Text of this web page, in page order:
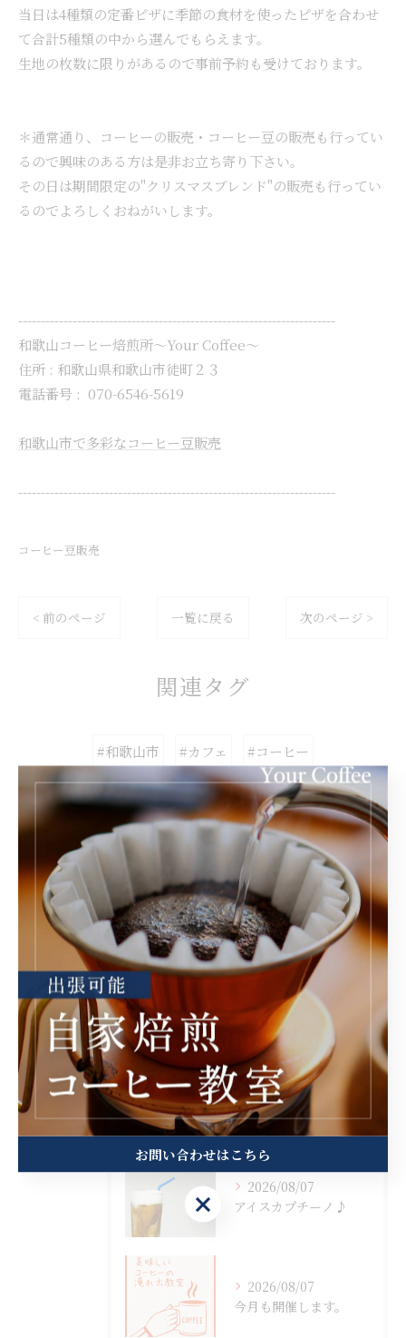
当日は4種類の定番ピザに季節の食材を使ったピザを合わせ
て合計5種類の中から選んでもらえます。
生地の枚数に限りがあるので事前予約も受けております。
＊通常通り、コーヒーの販売・コーヒー豆の販売も行ってい
るので興味のある方は是非お立ち寄り下さい。
その日は期間限定の"クリスマスブレンド"の販売も行ってい
るのでよろしくおねがいします。
----------------------------------------------------------------------
和歌山コーヒー焙煎所〜Your Coffee〜
住所 : 和歌山県和歌山市徒町２３
電話番号 : 070-6546-5619
和歌山市で多彩なコーヒー豆販売
----------------------------------------------------------------------
コーヒー豆販売
< 前のページ 一覧に戻る 次のページ >
関連タグ
#和歌山市 #カフェ #コーヒー
カテゴリー Categories
全てのカテゴリー
コーヒー豆販売
コーヒー教室
サブスク
卸
出張販売
最近の投稿 Recent Posts
2026/08/07
アイスカプチーノ♪
2026/08/07
今月も開催します。
お問い合わせはこちら
お問い合わせはこちら